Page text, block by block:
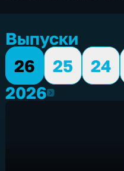
Выпуски
26
25 24
20262026